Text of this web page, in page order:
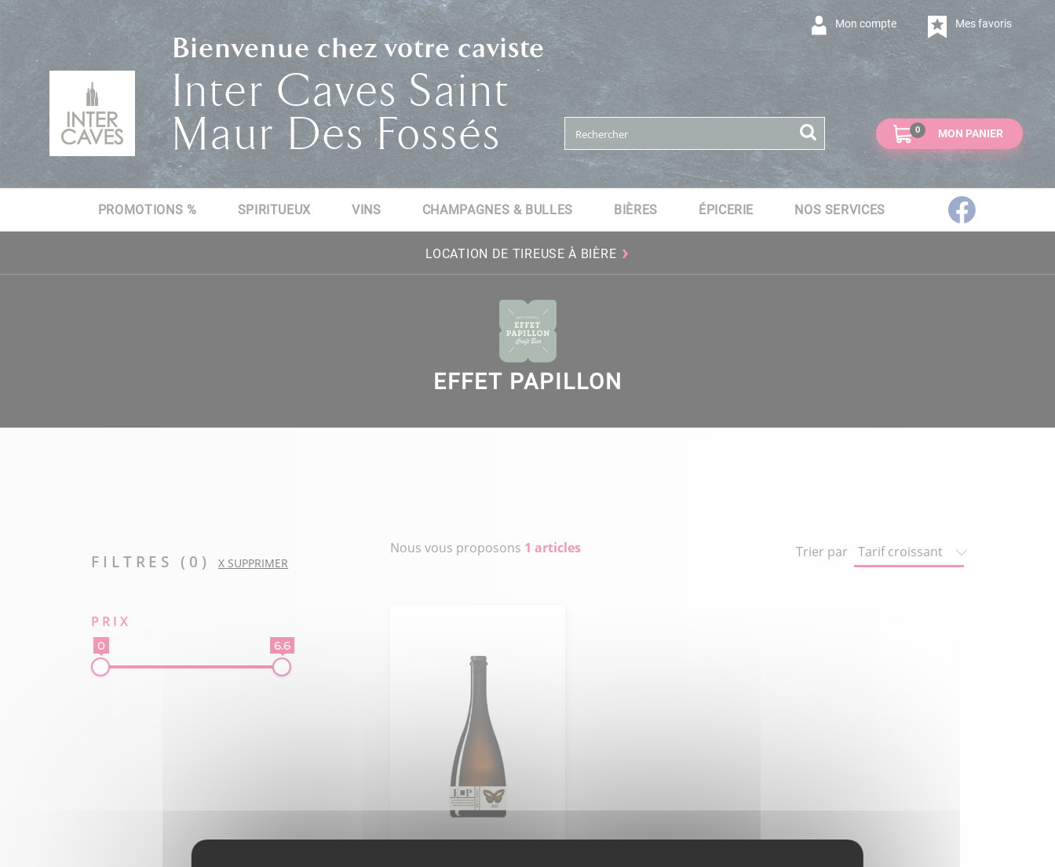
Mes favoris
Mon compte
Bienvenue chez votre caviste
Inter Caves Saint
Maur Des Fossés
MON PANIER
0
PROMOTIONS % SPIRITUEUX VINS CHAMPAGNES & BULLES BIÈRES ÉPICERIE NOS SERVICES
LOCATION DE TIREUSE À BIÈRE ›
EFFET PAPILLON
FILTRES ( 0 ) X SUPPRIMER
PRIX
0 6.6
Nous vous proposons 1 articles Trier par